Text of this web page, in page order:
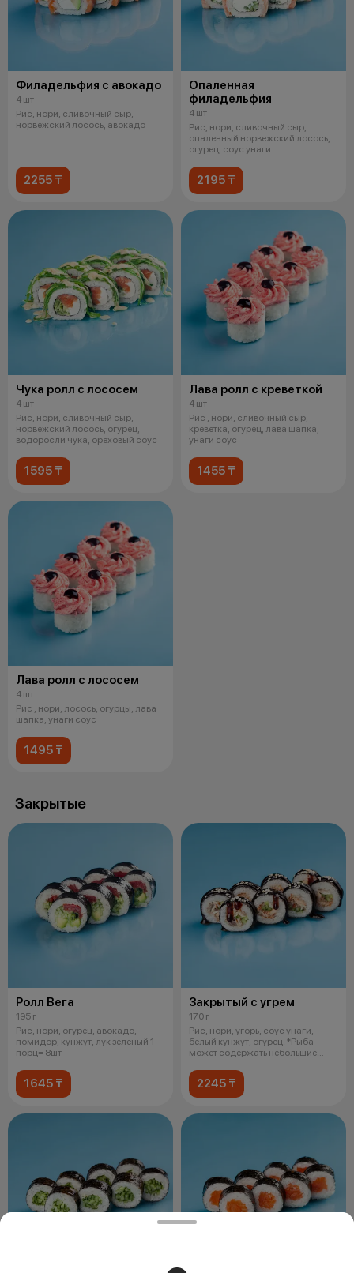
Филадельфия с авокадо
4 шт
Рис, нори, сливочный сыр,
норвежский лосось, авокадо
2255 ₸
Опаленная
филадельфия
4 шт
Рис, нори, сливочный сыр,
опаленный норвежский лосось,
огурец, соус унаги
2195 ₸
Чука ролл с лососем
4 шт
Рис, нори, сливочный сыр,
норвежский лосось, огурец,
водоросли чука, ореховый соус
1595 ₸
Лава ролл с креветкой
4 шт
Рис , нори, сливочный сыр,
креветка, огурец, лава шапка,
унаги соус
1455 ₸
Лава ролл с лососем
4 шт
Рис , нори, лосось, огурцы, лава
шапка, унаги соус
1495 ₸
Закрытые
Ролл Вега
195 г
Рис, нори, огурец, авокадо,
помидор, кунжут, лук зеленый 1
порц= 8шт
1645 ₸
Закрытый с угрем
170 г
Рис, нори, угорь, соус унаги,
белый кунжут, огурец. *Рыба
может содержать небольшие
2245 ₸